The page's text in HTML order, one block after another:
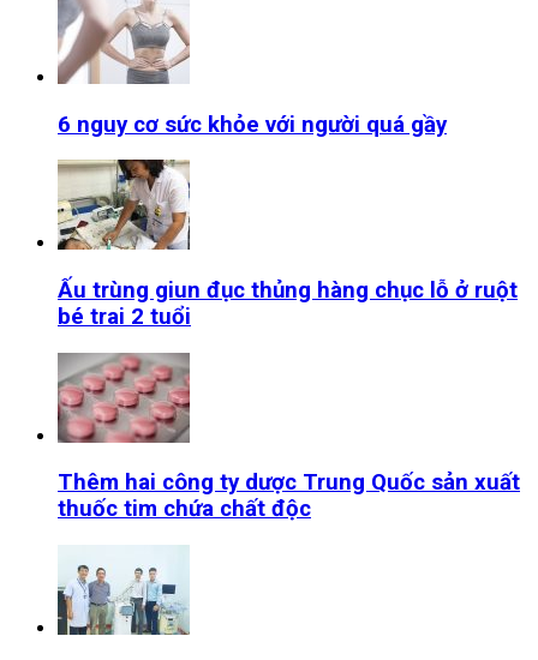
6 nguy cơ sức khỏe với người quá gầy
Ấu trùng giun đục thủng hàng chục lỗ ở ruột
bé trai 2 tuổi
Thêm hai công ty dược Trung Quốc sản xuất
thuốc tim chứa chất độc